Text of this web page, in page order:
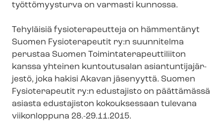
työttömyysturva on varmasti kunnossa.
Tehyläisiä fysioterapeutteja on hämmentänyt
Suomen Fysioterapeutit ry:n suunnitelma
perustaa Suomen Toi­min­ta­te­ra­peut­ti­lii­ton
kanssa yhteinen kuntoutusalan asian­tun­ti­ja­jär­
jes­tö, joka hakisi Akavan jäsenyyttä. Suomen
Fysioterapeutit ry:n edustajisto on päättämässä
asiasta edustajiston kokouksessaan tulevana
viikonloppuna 28.-29.11.2015.